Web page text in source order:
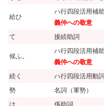
給ひ
ハ行四段活用補
義仲への敬意
て
接続助詞
候ふ。
ハ行四段活用補
義仲への敬意
続く
ハ行四段活用動
勢
名詞（軍勢）
は
係助詞